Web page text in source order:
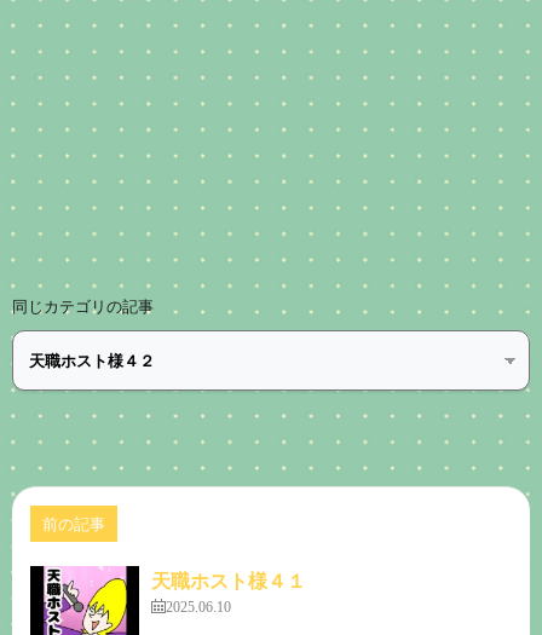
同じカテゴリの記事
前の記事
天職ホスト様４１
2025.06.10